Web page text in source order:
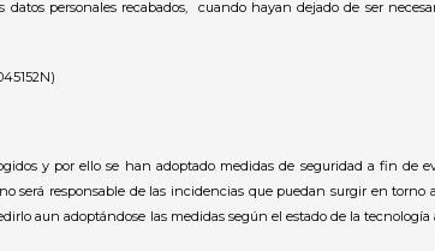
datos personales recabados, cuando hayan dejado de ser
y por ello se han adoptado medidas de seguridad a fin de
no será responsable de las incidencias que puedan surgir en torno
aun adoptándose las medidas según el estado de la